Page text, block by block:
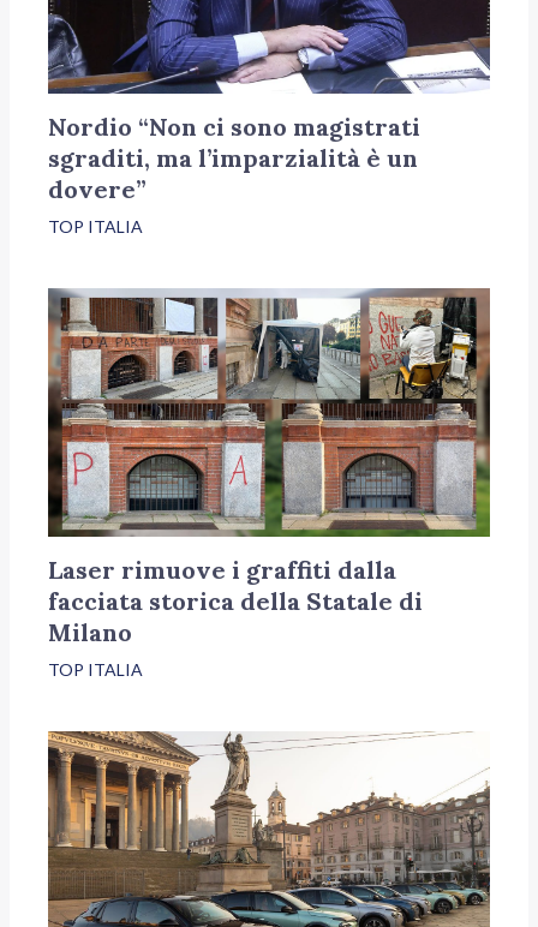
Nordio “Non ci sono magistrati
sgraditi, ma l’imparzialità è un
dovere”
TOP ITALIA
Laser rimuove i graffiti dalla
facciata storica della Statale di
Milano
TOP ITALIA